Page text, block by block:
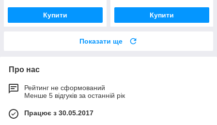
Купити Купити
Показати ще
Про нас
Рейтинг не сформований
Менше 5 відгуків за останній рік
Працює з 30.05.2017